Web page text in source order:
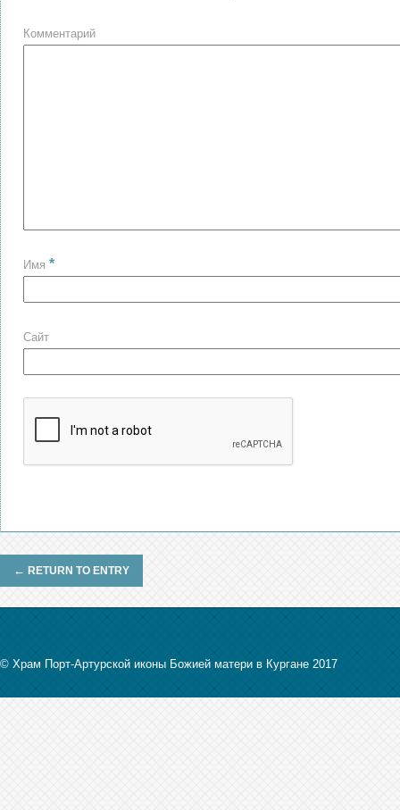
Комментарий
Имя *
Сайт
← RETURN TO ENTRY
© Храм Порт-Артурской иконы Божией матери в Кургане 2017